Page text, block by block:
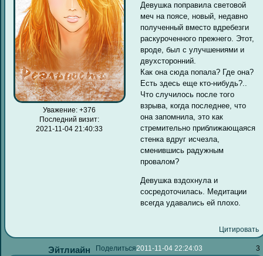
Уважение: +376
Последний визит:
2021-11-04 21:40:33
Девушка поправила световой
меч на поясе, новый, недавно
полученный вместо вдребезги
раскуроченного прежнего. Этот,
вроде, был с улучшениями и
двухсторонний.
Как она сюда попала? Где она?
Есть здесь еще кто-нибудь?..
Что случилось после того
взрыва, когда последнее, что
она запомнила, это как
стремительно приближающаяся
стенка вдруг исчезла,
сменившись радужным
провалом?
Девушка вздохнула и
сосредоточилась. Медитации
всегда удавались ей плохо.
Цитировать
Поделиться 3
2011-11-04 22:24:03
Эйтлиайн